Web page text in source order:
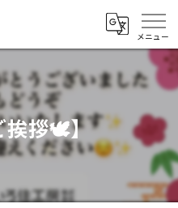
挨拶🕊️】